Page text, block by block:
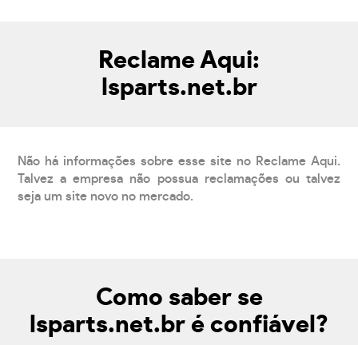
Reclame Aqui:
lsparts.net.br
Não há informações sobre esse site no Reclame Aqui.
Talvez a empresa não possua reclamações ou talvez
seja um site novo no mercado.
Como saber se
lsparts.net.br é confiável?